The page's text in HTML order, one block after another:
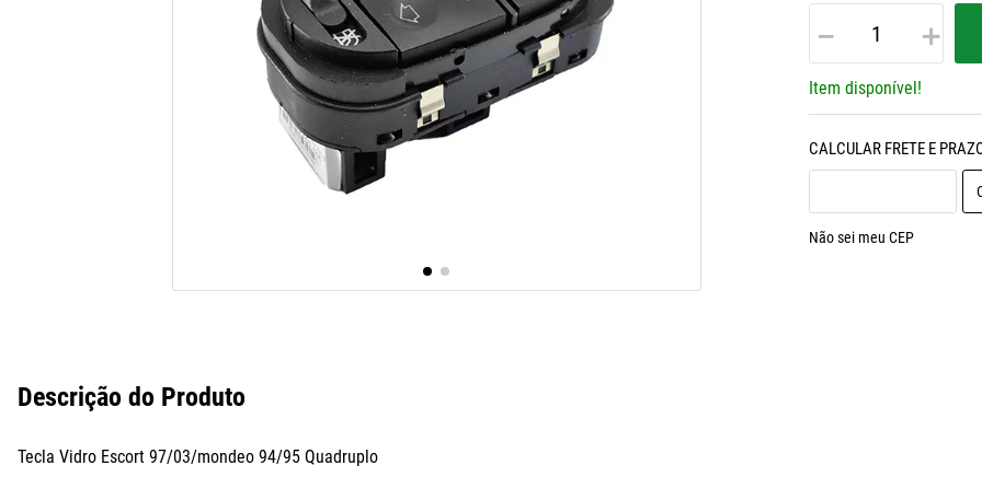
＋
－
Item disponível!
Não sei meu CEP
Descrição do Produto
Tecla Vidro Escort 97/03/mondeo 94/95 Quadruplo
º assoalho